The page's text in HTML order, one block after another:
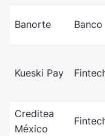
Banorte Banco
Kueski Pay
Creditea
México